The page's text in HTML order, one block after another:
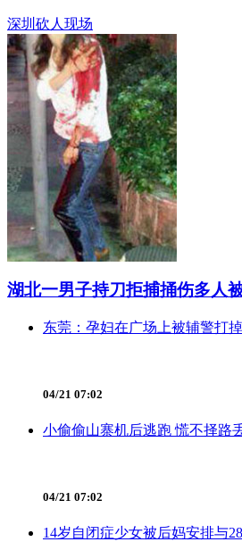
深圳砍人现场
湖北一男子持刀拒捕捅伤多人
东莞：孕妇在广场上被辅警打
04/21 07:02
小偷偷山寨机后逃跑 慌不择路
04/21 07:02
14岁自闭症少女被后妈安排与